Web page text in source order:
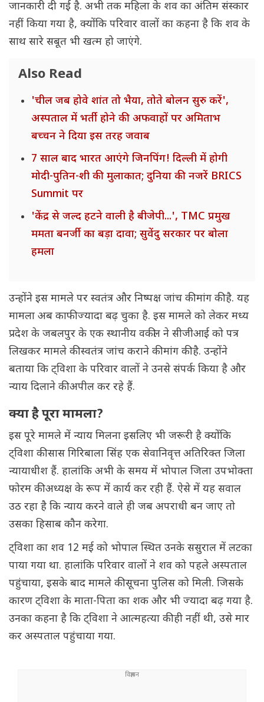
जानकारी दी गई है. अभी तक महिला के शव का अंतिम संस्कार
नहीं किया गया है, क्योंकि परिवार वालों का कहना है कि शव के
साथ सारे सबूत भी खत्म हो जाएंगे.
Also Read
'चील जब होवे शांत तो भैया, तोते बोलन सुरु करें',
अस्पताल में भर्ती होने की अफवाहों पर अमिताभ
बच्चन ने दिया इस तरह जवाब
7 साल बाद भारत आएंगे जिनपिंग! दिल्ली में होगी
मोदी-पुतिन-शी की मुलाकात; दुनिया की नजरें BRICS
Summit पर
'केंद्र से जल्द हटने वाली है बीजेपी...', TMC प्रमुख
ममता बनर्जी का बड़ा दावा; सुवेंदु सरकार पर बोला
हमला
उन्होंने इस मामले पर स्वतंत्र और निष्पक्ष जांच की मांग की है. यह
मामला अब काफी ज्यादा बढ़ चुका है. इस मामले को लेकर मध्य
प्रदेश के जबलपुर के एक स्थानीय वकील ने सीजीआई को पत्र
लिखकर मामले की स्वतंत्र जांच कराने की मांग की है. उन्होंने
बताया कि ट्विशा के परिवार वालों ने उनसे संपर्क किया है और
न्याय दिलाने की अपील कर रहे हैं.
क्या है पूरा मामला?
इस पूरे मामले में न्याय मिलना इसलिए भी जरूरी है क्योंकि
ट्विशा की सास गिरिबाला सिंह एक सेवानिवृत्त अतिरिक्त जिला
न्यायाधीश हैं. हालांकि अभी के समय में भोपाल जिला उपभोक्ता
फोरम की अध्यक्ष के रूप में कार्य कर रही हैं. ऐसे में यह सवाल
उठ रहा है कि न्याय करने वाले ही जब अपराधी बन जाए तो
उसका हिसाब कौन करेगा.
ट्विशा का शव 12 मई को भोपाल स्थित उनके ससुराल में लटका
पाया गया था. हालांकि परिवार वालों ने शव को पहले अस्पताल
पहुंचाया, इसके बाद मामले की सूचना पुलिस को मिली. जिसके
कारण ट्विशा के माता-पिता का शक और भी ज्यादा बढ़ गया है.
उनका कहना है कि ट्विशा ने आत्महत्या की ही नहीं थी, उसे मार
कर अस्पताल पहुंचाया गया.